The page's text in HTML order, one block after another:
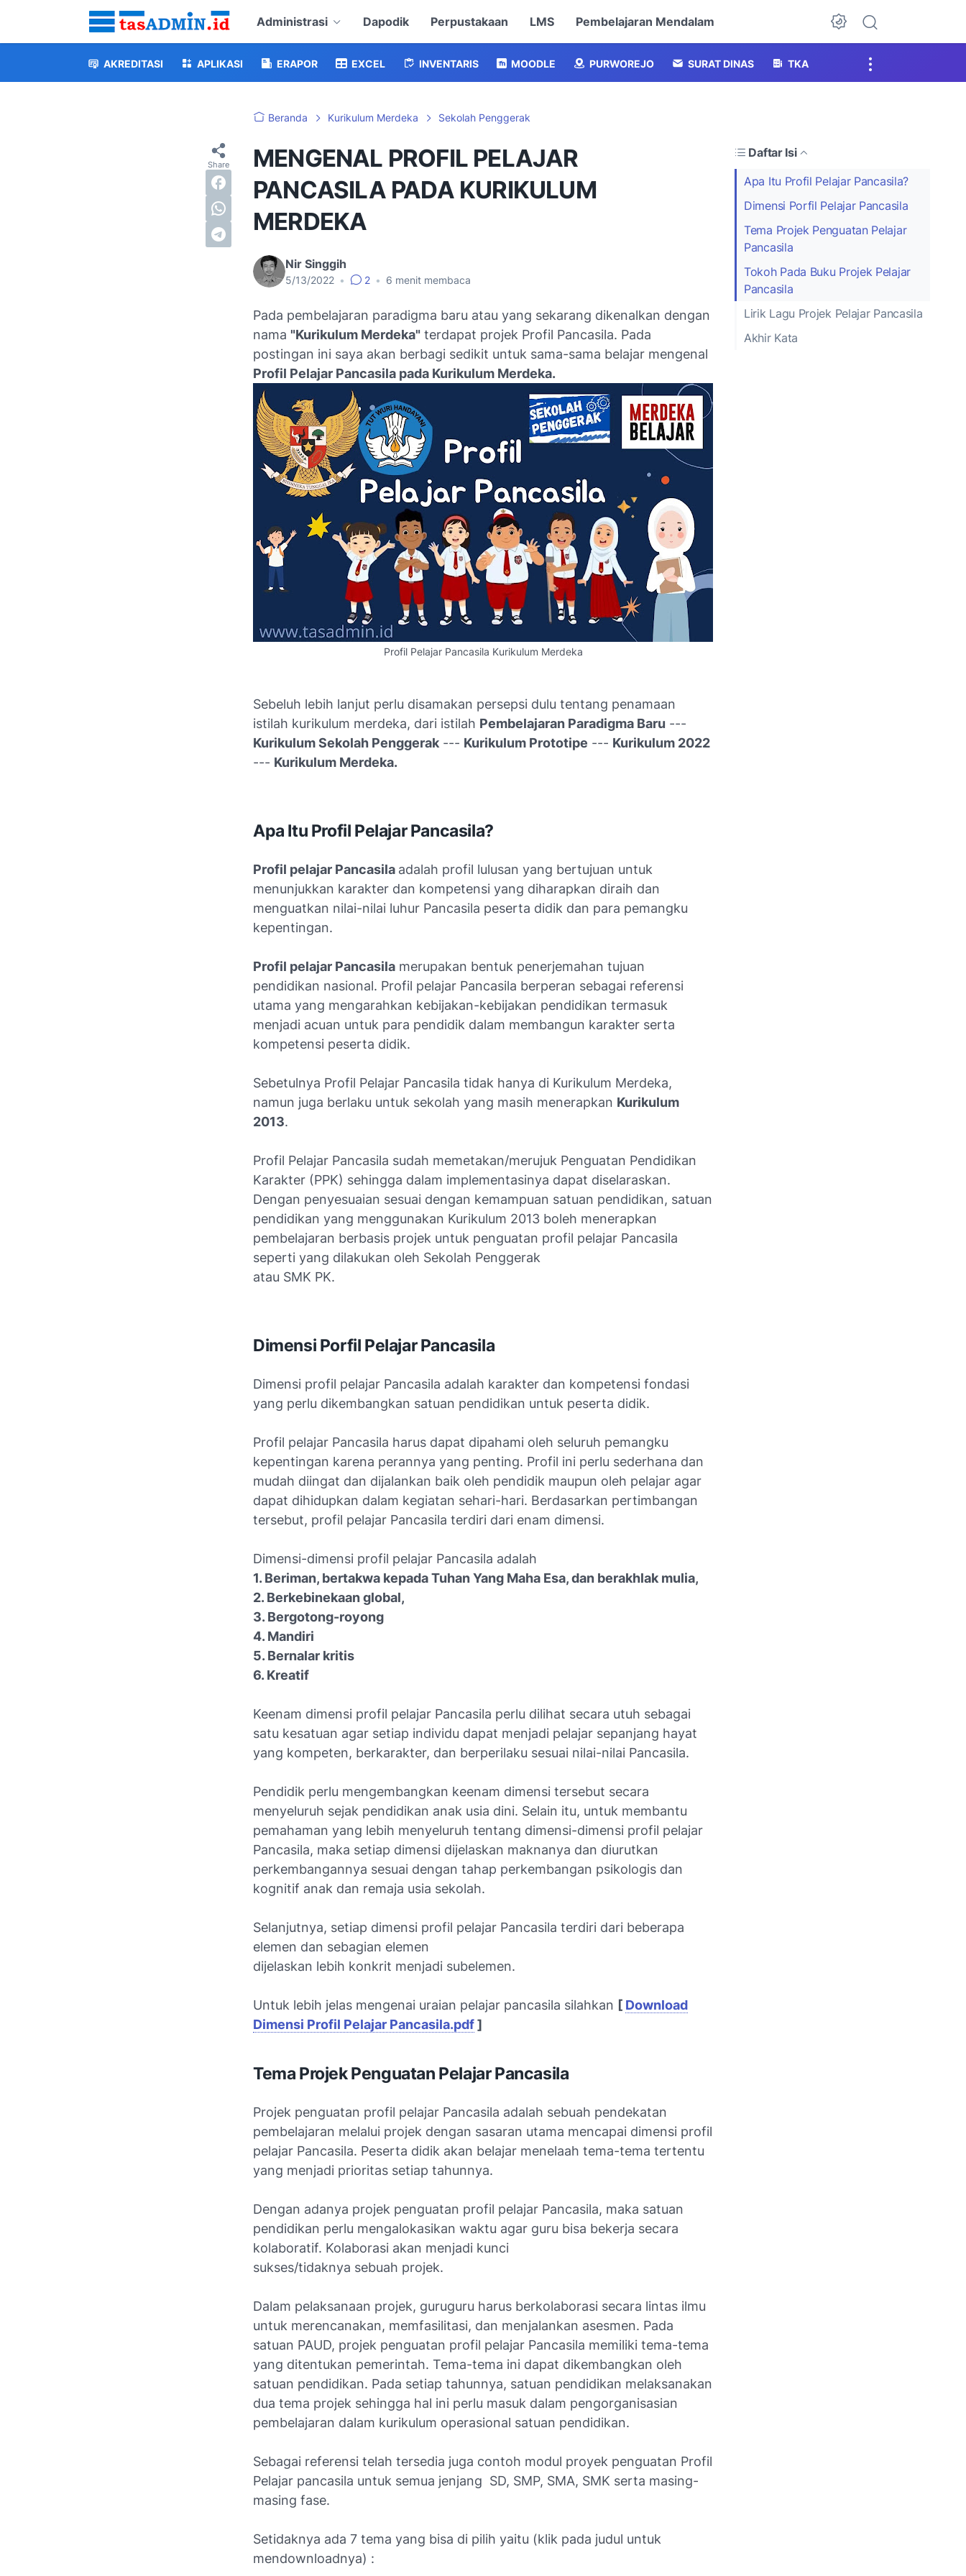
Administrasi Dapodik Perpustakaan LMS Pembelajaran Mendalam
Dark Mode
AKREDITASI APLIKASI ERAPOR EXCEL INVENTARIS MOODLE PURWOREJO SURAT DINAS TKA
Beranda Kurikulum Merdeka Sekolah Penggerak
MENGENAL PROFIL PELAJAR
PANCASILA PADA KURIKULUM
MERDEKA
Nir Singgih
5/13/2022 • 2 • 6 menit membaca
Daftar Isi
Apa Itu Profil Pelajar Pancasila?
Dimensi Porfil Pelajar Pancasila
Tema Projek Penguatan Pelajar
Pancasila
Tokoh Pada Buku Projek Pelajar
Pancasila
Lirik Lagu Projek Pelajar Pancasila
Akhir Kata
Pada pembelajaran paradigma baru atau yang sekarang dikenalkan dengan
nama "Kurikulum Merdeka" terdapat projek Profil Pancasila. Pada
postingan ini saya akan berbagi sedikit untuk sama-sama belajar mengenal
Profil Pelajar Pancasila pada Kurikulum Merdeka.
Profil Pelajar Pancasila Kurikulum Merdeka
Sebeluh lebih lanjut perlu disamakan persepsi dulu tentang penamaan
istilah kurikulum merdeka, dari istilah Pembelajaran Paradigma Baru ---
Kurikulum Sekolah Penggerak --- Kurikulum Prototipe --- Kurikulum 2022
--- Kurikulum Merdeka.
Apa Itu Profil Pelajar Pancasila?
Profil pelajar Pancasila adalah profil lulusan yang bertujuan untuk
menunjukkan karakter dan kompetensi yang diharapkan diraih dan
menguatkan nilai-nilai luhur Pancasila peserta didik dan para pemangku
kepentingan.
Profil pelajar Pancasila merupakan bentuk penerjemahan tujuan
pendidikan nasional. Profil pelajar Pancasila berperan sebagai referensi
utama yang mengarahkan kebijakan-kebijakan pendidikan termasuk
menjadi acuan untuk para pendidik dalam membangun karakter serta
kompetensi peserta didik.
Sebetulnya Profil Pelajar Pancasila tidak hanya di Kurikulum Merdeka,
namun juga berlaku untuk sekolah yang masih menerapkan Kurikulum
2013.
Profil Pelajar Pancasila sudah memetakan/merujuk Penguatan Pendidikan
Karakter (PPK) sehingga dalam implementasinya dapat diselaraskan.
Dengan penyesuaian sesuai dengan kemampuan satuan pendidikan, satuan
pendidikan yang menggunakan Kurikulum 2013 boleh menerapkan
pembelajaran berbasis projek untuk penguatan profil pelajar Pancasila
seperti yang dilakukan oleh Sekolah Penggerak
atau SMK PK.
Dimensi Porfil Pelajar Pancasila
Dimensi profil pelajar Pancasila adalah karakter dan kompetensi fondasi
yang perlu dikembangkan satuan pendidikan untuk peserta didik.
Profil pelajar Pancasila harus dapat dipahami oleh seluruh pemangku
kepentingan karena perannya yang penting. Profil ini perlu sederhana dan
mudah diingat dan dijalankan baik oleh pendidik maupun oleh pelajar agar
dapat dihidupkan dalam kegiatan sehari-hari. Berdasarkan pertimbangan
tersebut, profil pelajar Pancasila terdiri dari enam dimensi.
Dimensi-dimensi profil pelajar Pancasila adalah
1. Beriman, bertakwa kepada Tuhan Yang Maha Esa, dan berakhlak mulia,
2. Berkebinekaan global,
3. Bergotong-royong
4. Mandiri
5. Bernalar kritis
6. Kreatif
Keenam dimensi profil pelajar Pancasila perlu dilihat secara utuh sebagai
satu kesatuan agar setiap individu dapat menjadi pelajar sepanjang hayat
yang kompeten, berkarakter, dan berperilaku sesuai nilai-nilai Pancasila.
Pendidik perlu mengembangkan keenam dimensi tersebut secara
menyeluruh sejak pendidikan anak usia dini. Selain itu, untuk membantu
pemahaman yang lebih menyeluruh tentang dimensi-dimensi profil pelajar
Pancasila, maka setiap dimensi dijelaskan maknanya dan diurutkan
perkembangannya sesuai dengan tahap perkembangan psikologis dan
kognitif anak dan remaja usia sekolah.
Selanjutnya, setiap dimensi profil pelajar Pancasila terdiri dari beberapa
elemen dan sebagian elemen
dijelaskan lebih konkrit menjadi subelemen.
Untuk lebih jelas mengenai uraian pelajar pancasila silahkan [ Download
Dimensi Profil Pelajar Pancasila.pdf]
Tema Projek Penguatan Pelajar Pancasila
Projek penguatan profil pelajar Pancasila adalah sebuah pendekatan
pembelajaran melalui projek dengan sasaran utama mencapai dimensi profil
pelajar Pancasila. Peserta didik akan belajar menelaah tema-tema tertentu
yang menjadi prioritas setiap tahunnya.
Dengan adanya projek penguatan profil pelajar Pancasila, maka satuan
pendidikan perlu mengalokasikan waktu agar guru bisa bekerja secara
kolaboratif. Kolaborasi akan menjadi kunci
sukses/tidaknya sebuah projek.
Dalam pelaksanaan projek, guruguru harus berkolaborasi secara lintas ilmu
untuk merencanakan, memfasilitasi, dan menjalankan asesmen. Pada
satuan PAUD, projek penguatan profil pelajar Pancasila memiliki tema-tema
yang ditentukan pemerintah. Tema-tema ini dapat dikembangkan oleh
satuan pendidikan. Pada setiap tahunnya, satuan pendidikan melaksanakan
dua tema projek sehingga hal ini perlu masuk dalam pengorganisasian
pembelajaran dalam kurikulum operasional satuan pendidikan.
Sebagai referensi telah tersedia juga contoh modul proyek penguatan Profil
Pelajar pancasila untuk semua jenjang SD, SMP, SMA, SMK serta masing-
masing fase.
Setidaknya ada 7 tema yang bisa di pilih yaitu (klik pada judul untuk
mendownloadnya) :